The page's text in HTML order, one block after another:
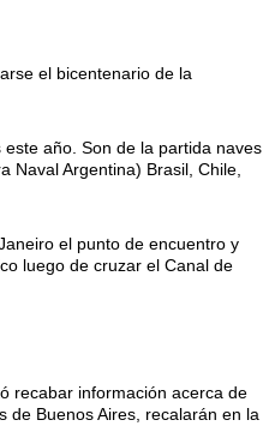
el bicentenario de la
año. Son de la partida naves
Naval Argentina) Brasil, Chile,
el punto de encuentro y
luego de cruzar el Canal de
recabar información acerca de
de Buenos Aires, recalarán en la